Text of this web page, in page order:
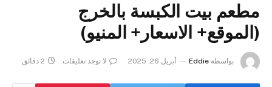
مطعم بيت الكبسة بالخرج
(الموقع+ الاسعار+ المنيو)
بواسطة Eddie أبريل 26, 2025 لا توجد تعليقات 2 دقائق